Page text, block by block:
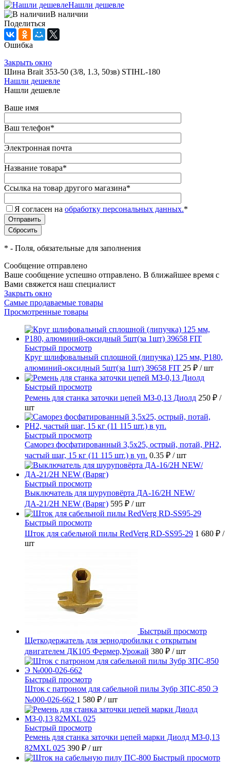
Нашли дешевле
В наличии
Поделиться
Ошибка
Закрыть окно
Шина Brait 353-50 (3/8, 1.3, 50зв) STIHL-180
Нашли дешевле
Нашли дешевле
Ваше имя
Ваш телефон*
Электронная почта
Название товара*
Ссылка на товар другого магазина*
Я согласен на обработку персональных данных.*
* - Поля, обязательные для заполнения
Сообщение отправлено
Ваше сообщение успешно отправлено. В ближайшее время с
Вами свяжется наш специалист
Закрыть окно
Самые продаваемые товары
Просмотренные товары
Быстрый просмотр
Круг шлифовальный сплошной (липучка) 125 мм, Р180,
алюминий-оксидный 5шт(за 1шт) 39658 FIT 25 ₽ / шт
Быстрый просмотр
Ремень для станка заточки цепей МЗ-0,13 Диолд 250 ₽ /
шт
Быстрый просмотр
Саморез фосфатированный 3,5х25, острый, потай, РН2,
частый шаг, 15 кг (11 115 шт.) в уп. 0.35 ₽ / шт
Быстрый просмотр
Выключатель для шуруповёрта ДА-16/2Н NEW/
ДА-21/2Н NEW (Варяг) 595 ₽ / шт
Быстрый просмотр
Шток для сабельной пилы RedVerg RD-SS95-29 1 680 ₽ /
шт
Быстрый просмотр
Щеткодержатель для зернодробилки с открытым
двигателем ДК105 Фермер,Урожай 380 ₽ / шт
Быстрый просмотр
Шток с патроном для сабельной пилы Зубр ЗПС-850 Э
№000-026-662 1 580 ₽ / шт
Быстрый просмотр
Ремень для станка заточки цепей марки Диолд МЗ-0,13
82MXL 025 390 ₽ / шт
Быстрый просмотр